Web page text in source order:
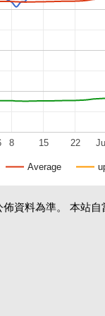
Average
8 15 22
資料為準。 本站